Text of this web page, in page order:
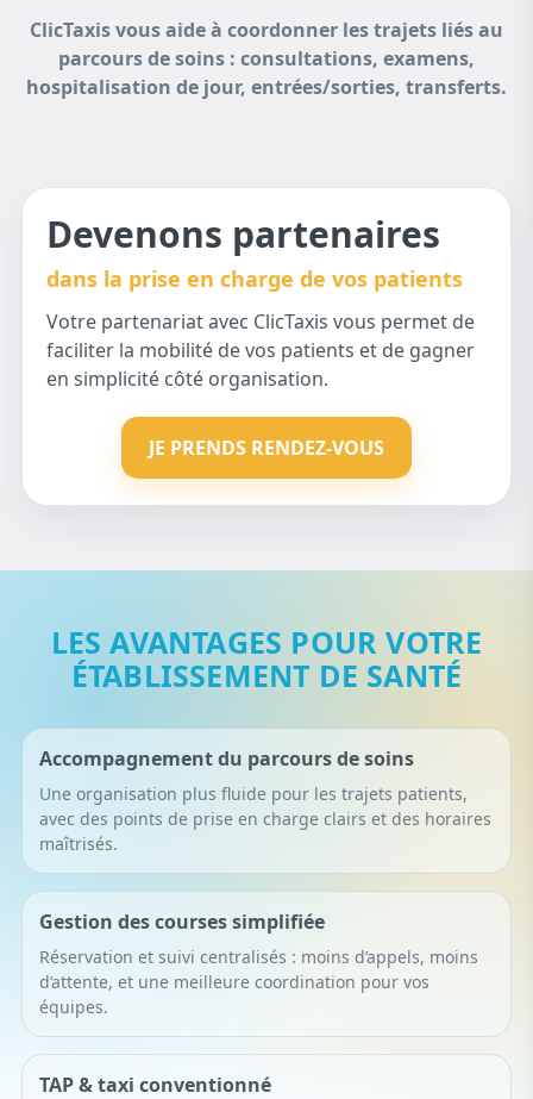
ClicTaxis vous aide à coordonner les trajets liés au
parcours de soins : consultations, examens,
hospitalisation de jour, entrées/sorties, transferts.
Devenons partenaires
dans la prise en charge de vos patients
Votre partenariat avec ClicTaxis vous permet de
faciliter la mobilité de vos patients et de gagner
en simplicité côté organisation.
JE PRENDS RENDEZ-VOUS
LES AVANTAGES POUR VOTRE
ÉTABLISSEMENT DE SANTÉ
Accompagnement du parcours de soins
Une organisation plus fluide pour les trajets patients,
avec des points de prise en charge clairs et des horaires
maîtrisés.
Gestion des courses simplifiée
Réservation et suivi centralisés : moins d’appels, moins
d’attente, et une meilleure coordination pour vos
équipes.
TAP & taxi conventionné